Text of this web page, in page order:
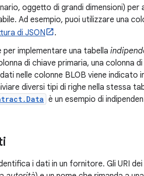
oggetto di grandi dimensioni) per
Ad esempio, puoi utilizzare una
di JSON
.
per implementare una tabella
di chiave primaria, una colonna
nelle colonne BLOB viene indicato
diversi tipi di righe nella stessa
è un esempio di
i dati in un fornitore. Gli URI